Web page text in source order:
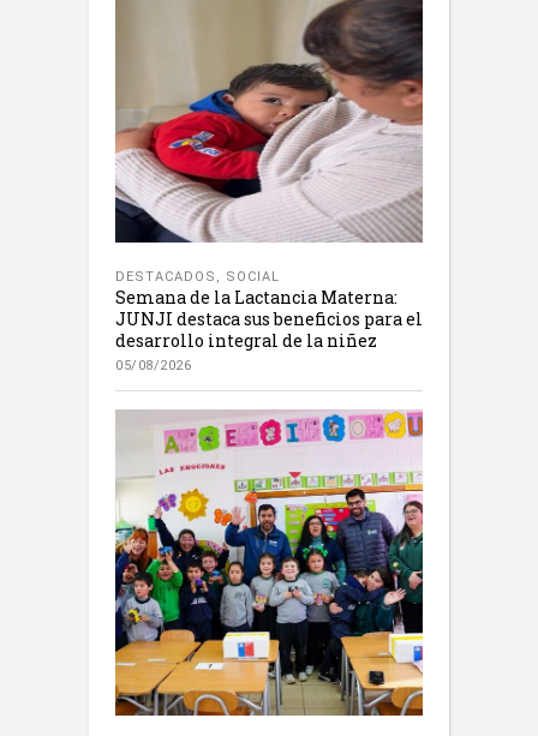
DESTACADOS , SOCIAL
Semana de la Lactancia Materna:
JUNJI destaca sus beneficios para el
desarrollo integral de la niñez
05/08/2026